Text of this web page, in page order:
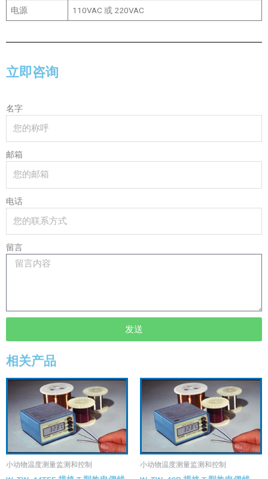
电源
110VAC 或 220VAC
立即咨询
名字
邮箱
电话
留言
发送
相关产品
小动物温度测量监测和控制 小动物温度测量监测和控制